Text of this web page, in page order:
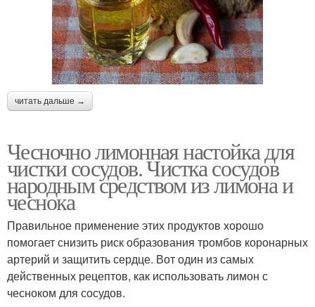
читать дальше →
Чесночно лимонная настойка для
чистки сосудов. Чистка сосудов
народным средством из лимона и
чеснока
Правильное применение этих продуктов хорошо
помогает снизить риск образования тромбов коронарных
артерий и защитить сердце. Вот один из самых
действенных рецептов, как использовать лимон с
чесноком для сосудов.